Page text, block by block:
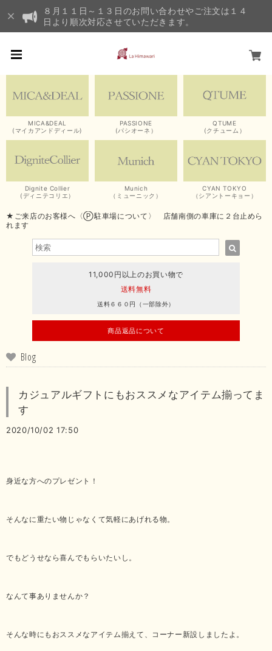
８月１１日～１３日のお問い合わせやご注文は１４
日より順次対応させていただきます。
MICA&DEAL
(マイカアンドディール)
PASSIONE
(パシオーネ）
QTUME
(クチューム）
Dignite Collier
(ディニテコリエ）
Munich
（ミューニック）
CYAN TOKYO
（シアントーキョー）
★ご来店のお客様へ〈Ⓟ駐車場について〉 店舗南側の車庫に２台止めら
れます
11,000円以上のお買い物で
送料無料
送料６６０円（一部除外）
商品返品について
Blog
カジュアルギフトにもおススメなアイテム揃ってま
す
2020/10/02 17:50
身近な方へのプレゼント！
そんなに重たい物じゃなくて気軽にあげれる物。
でもどうせなら喜んでもらいたいし。
なんて事ありませんか？
そんな時にもおススメなアイテム揃えて、コーナー新設しましたよ。